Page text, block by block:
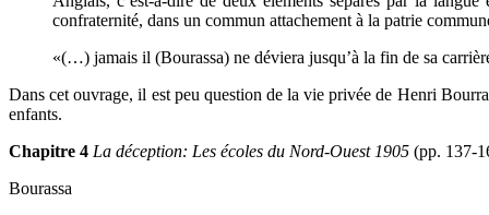
confraternité, dans un commun attachement à la patrie
«(…) jamais il (Bourassa) ne déviera jusqu’à la fin de sa
Dans cet ouvrage, il est peu question de la vie privée de Henri
enfants.
Chapitre 4 La déception: Les écoles du Nord-Ouest 1905 (pp. 137-
Bourassa